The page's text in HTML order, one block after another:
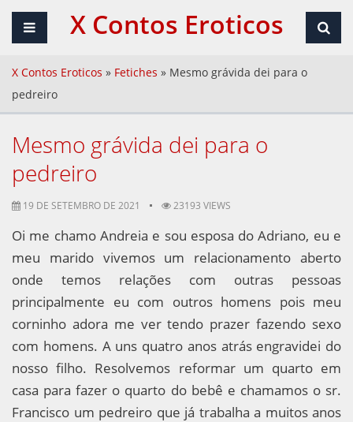
X Contos Eroticos
X Contos Eroticos » Fetiches » Mesmo grávida dei para o
pedreiro
Mesmo grávida dei para o
pedreiro
19 DE SETEMBRO DE 2021 23193 VIEWS
Oi me chamo Andreia e sou esposa do Adriano, eu e
meu marido vivemos um relacionamento aberto
onde temos relações com outras pessoas
principalmente eu com outros homens pois meu
corninho adora me ver tendo prazer fazendo sexo
com homens. A uns quatro anos atrás engravidei do
nosso filho. Resolvemos reformar um quarto em
casa para fazer o quarto do bebê e chamamos o sr.
Francisco um pedreiro que já trabalha a muitos anos